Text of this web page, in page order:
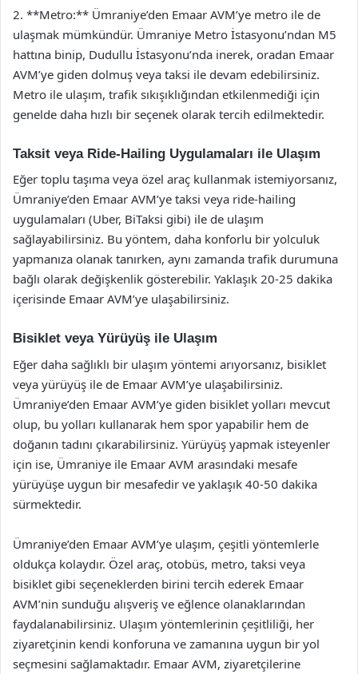
2. **Metro:** Ümraniye’den Emaar AVM’ye metro ile de
ulaşmak mümkündür. Ümraniye Metro İstasyonu’ndan M5
hattına binip, Dudullu İstasyonu’nda inerek, oradan Emaar
AVM’ye giden dolmuş veya taksi ile devam edebilirsiniz.
Metro ile ulaşım, trafik sıkışıklığından etkilenmediği için
genelde daha hızlı bir seçenek olarak tercih edilmektedir.
Taksit veya Ride-Hailing Uygulamaları ile Ulaşım
Eğer toplu taşıma veya özel araç kullanmak istemiyorsanız,
Ümraniye’den Emaar AVM’ye taksi veya ride-hailing
uygulamaları (Uber, BiTaksi gibi) ile de ulaşım
sağlayabilirsiniz. Bu yöntem, daha konforlu bir yolculuk
yapmanıza olanak tanırken, aynı zamanda trafik durumuna
bağlı olarak değişkenlik gösterebilir. Yaklaşık 20-25 dakika
içerisinde Emaar AVM’ye ulaşabilirsiniz.
Bisiklet veya Yürüyüş ile Ulaşım
Eğer daha sağlıklı bir ulaşım yöntemi arıyorsanız, bisiklet
veya yürüyüş ile de Emaar AVM’ye ulaşabilirsiniz.
Ümraniye’den Emaar AVM’ye giden bisiklet yolları mevcut
olup, bu yolları kullanarak hem spor yapabilir hem de
doğanın tadını çıkarabilirsiniz. Yürüyüş yapmak isteyenler
için ise, Ümraniye ile Emaar AVM arasındaki mesafe
yürüyüşe uygun bir mesafedir ve yaklaşık 40-50 dakika
sürmektedir.
Ümraniye’den Emaar AVM’ye ulaşım, çeşitli yöntemlerle
oldukça kolaydır. Özel araç, otobüs, metro, taksi veya
bisiklet gibi seçeneklerden birini tercih ederek Emaar
AVM’nin sunduğu alışveriş ve eğlence olanaklarından
faydalanabilirsiniz. Ulaşım yöntemlerinin çeşitliliği, her
ziyaretçinin kendi konforuna ve zamanına uygun bir yol
seçmesini sağlamaktadır. Emaar AVM, ziyaretçilerine